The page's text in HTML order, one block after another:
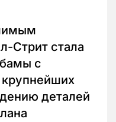
Стрит стала
с
деталей